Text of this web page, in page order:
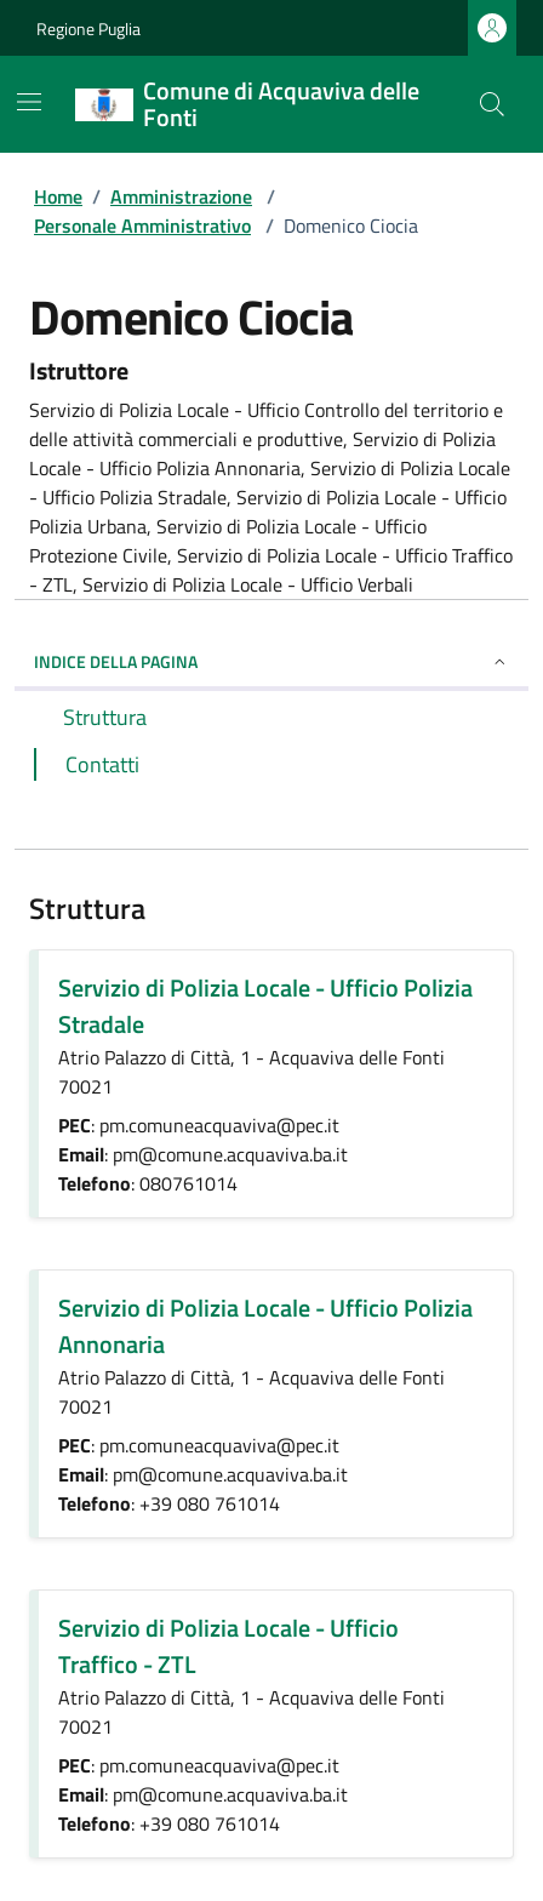
Regione Puglia
Comune di Acquaviva delle
Fonti
Home / Amministrazione /
Personale Amministrativo / Domenico Ciocia
Domenico Ciocia
Istruttore
Servizio di Polizia Locale - Ufficio Controllo del territorio e
delle attività commerciali e produttive, Servizio di Polizia
Locale - Ufficio Polizia Annonaria, Servizio di Polizia Locale
- Ufficio Polizia Stradale, Servizio di Polizia Locale - Ufficio
Polizia Urbana, Servizio di Polizia Locale - Ufficio
Protezione Civile, Servizio di Polizia Locale - Ufficio Traffico
- ZTL, Servizio di Polizia Locale - Ufficio Verbali
INDICE DELLA PAGINA
Struttura
Contatti
Struttura
Servizio di Polizia Locale - Ufficio Polizia
Stradale
Atrio Palazzo di Città, 1 - Acquaviva delle Fonti
70021
PEC: pm.comuneacquaviva@pec.it
Email: pm@comune.acquaviva.ba.it
Telefono: 080761014
Servizio di Polizia Locale - Ufficio Polizia
Annonaria
Atrio Palazzo di Città, 1 - Acquaviva delle Fonti
70021
PEC: pm.comuneacquaviva@pec.it
Email: pm@comune.acquaviva.ba.it
Telefono: +39 080 761014
Servizio di Polizia Locale - Ufficio
Traffico - ZTL
Atrio Palazzo di Città, 1 - Acquaviva delle Fonti
70021
PEC: pm.comuneacquaviva@pec.it
Email: pm@comune.acquaviva.ba.it
Telefono: +39 080 761014